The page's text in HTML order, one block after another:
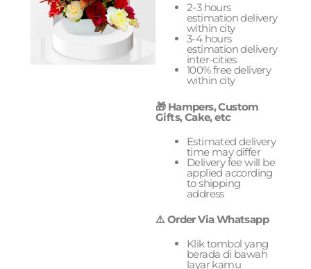
2-3 hours
estimation delivery
within city
3-4 hours
estimation delivery
inter-cities
100% free delivery
within city
🎁 Hampers, Custom
Gifts, Cake, etc
Estimated delivery
time may differ
Delivery fee will be
applied according
to shipping
address
⚠️ Order Via Whatsapp
Klik tombol yang
berada di bawah
layar kamu